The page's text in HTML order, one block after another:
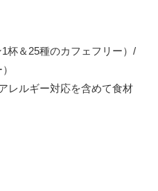
杯＆25種のカフェフリー）/
レルギー対応を含めて食材